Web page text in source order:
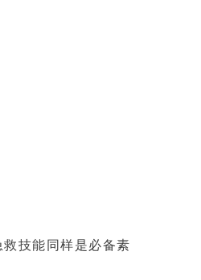
技能同样是必备素